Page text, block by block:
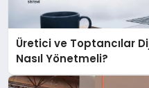
Üretici ve Toptancılar
Nasıl Yönetmeli?